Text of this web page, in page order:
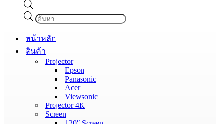
Products
search
หน้าหลัก
สินค้า
Projector
Epson
Panasonic
Acer
Viewsonic
Projector 4K
Screen